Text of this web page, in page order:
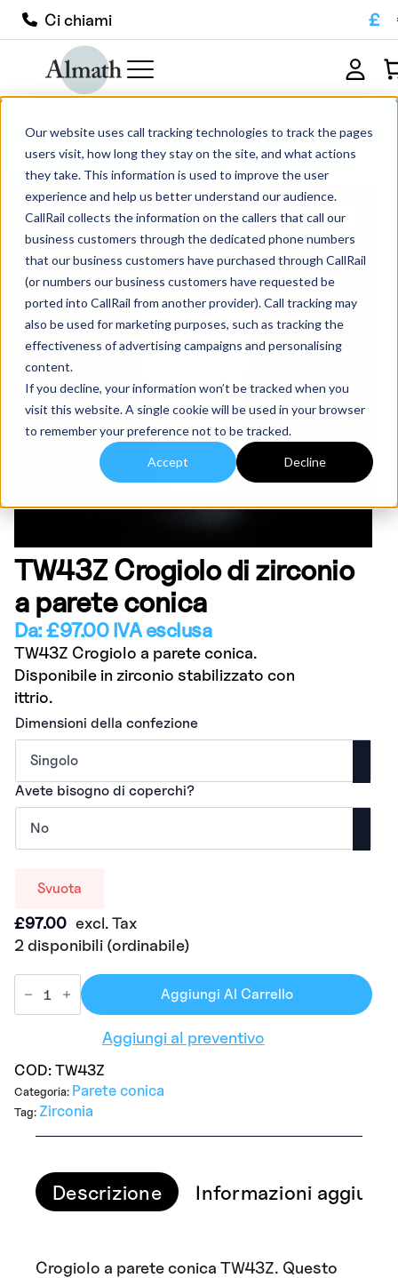
Our website uses call tracking technologies to track the pages
users visit, how long they stay on the site, and what actions
they take. This information is used to improve the user
experience and help us better understand our audience.
CallRail collects the information on the callers that call our
business customers through the dedicated phone numbers
that our business customers have purchased through CallRail
(or numbers our business customers have requested be
ported into CallRail from another provider). Call tracking may
also be used for marketing purposes, such as tracking the
effectiveness of advertising campaigns and personalising
content.
If you decline, your information won’t be tracked when you
visit this website. A single cookie will be used in your browser
to remember your preference not to be tracked.
Accept Decline
Ci chiami £
TW43Z Crogiolo di zirconio a parete
conica
TW43Z Crogiolo di zirconio
a parete conica
Da:£97.00IVA esclusa
TW43Z Crogiolo a parete conica.
Disponibile in zirconio stabilizzato con
ittrio.
Dimensioni della confezione
Avete bisogno di coperchi?
Svuota
£97.00 excl. Tax
2 disponibili (ordinabile)
Aggiungi Al Carrello
Aggiungi al preventivo
COD: TW43Z
Categoria: Parete conica
Tag: Zirconia
Descrizione Informazioni
Crogiolo a parete conica TW43Z. Questo